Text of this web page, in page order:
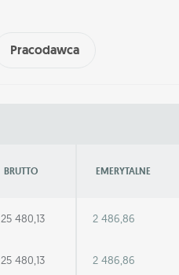
Pracodawca
BRUTTO EMERYTALNE
25 480,13 2 486,86
25 480,13 2 486,86